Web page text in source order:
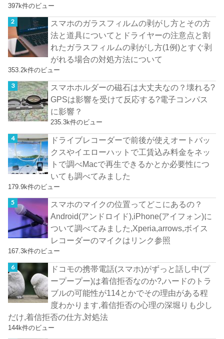
397k件のビュー
スマホのガラスフィルムの剥がし方とその方
法と道具についてとドライヤーの注意点と割
れたガラスフィルムの剥がし方(1例)とすぐ剥
がれる場合の対処方法について
353.2k件のビュー
スマホホルダーの磁石は大丈夫なの？壊れる?
GPSは影響を受けて反応する?電子コンパス
に影響？
235.3k件のビュー
ドライブレコーダーで前後が使えオートバッ
クスやイエローハットで工賃込み料金をネッ
トで調べMacで再生できるかとか必要性につ
いても調べてみました
179.9k件のビュー
スマホのマイクの位置ってどこにあるの？
Android(アンドロイド),iPhone(アイフォン)に
ついて調べてみました,Xperia,arrows,ボイス
レコーダーのマイクはリンク参照
167.3k件のビュー
ドコモの携帯電話(スマホ)がずっと話し中(プ
ープープー)は着信拒否なのか?,ハードのトラ
ブルの可能性が114とかでその理由がある程
度わかります,着信拒否の心理の深堀りも少し
だけ,着信拒否の仕方,対処法
144k件のビュー